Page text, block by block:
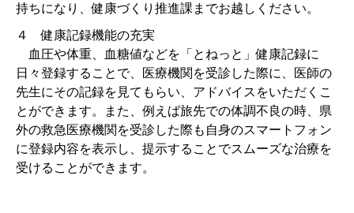
持ちになり、健康づくり推進課までお越しください。
４ 健康記録機能の充実
血圧や体重、血糖値などを「とねっと」健康記録に
日々登録することで、医療機関を受診した際に、医師の
先生にその記録を見てもらい、アドバイスをいただくこ
とができます。また、例えば旅先での体調不良の時、県
外の救急医療機関を受診した際も自身のスマートフォン
に登録内容を表示し、提示することでスムーズな治療を
受けることができます。